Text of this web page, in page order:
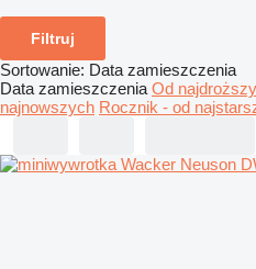
Filtruj
Sortowanie: Data zamieszczenia
Data zamieszczenia Od
najnowszych Rocznik - od